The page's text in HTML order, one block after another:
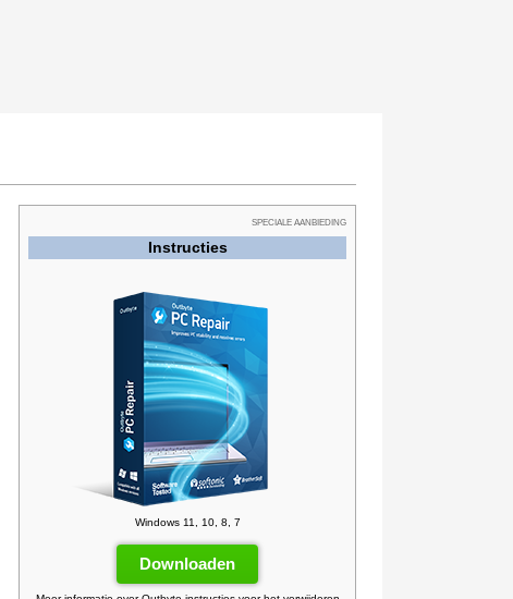
SPECIALE AANBIEDING
Instructies
Windows 11, 10, 8, 7
Downloaden